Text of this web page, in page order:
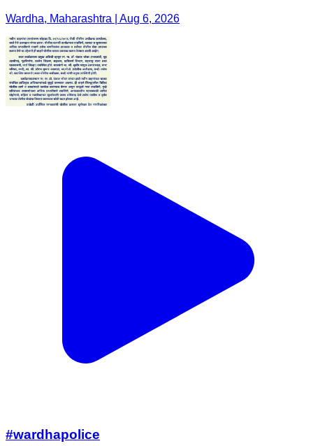
Wardha, Maharashtra | Aug 6, 2026
#wardhapolice